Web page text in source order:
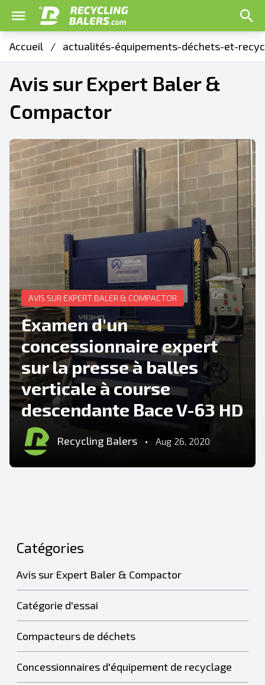
Accueil / actualités-équipements-déchets-et-
Avis sur Expert Baler &
Compactor
AVIS SUR EXPERT BALER & COMPACTOR
Examen d'un
concessionnaire expert
sur la presse à balles
verticale à course
descendante Bace V-63 HD
Recycling Balers • Aug 26, 2020
Catégories
Avis sur Expert Baler & Compactor
Catégorie d'essai
Compacteurs de déchets
Concessionnaires d'équipement de recyclage